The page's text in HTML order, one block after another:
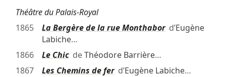
Théâtre du Palais-Royal
1865
La Bergère de la rue Monthabord’Eugène
Labiche…
1866
Le ChicdeThéodore Barrière…
1867
Les Chemins de ferd’Eugène Labiche…